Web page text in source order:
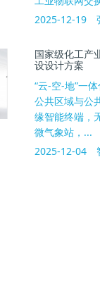
2025-12-19
国家级化工产
设设计方案
“云-空-地”一
公共区域与公
缘智能终端，
微气象站，...
2025-12-04